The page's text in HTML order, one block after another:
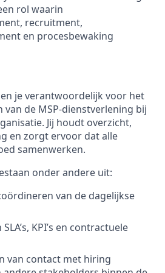
rol waarin
recruitment,
en procesbewaking
je verantwoordelijk voor het
de MSP-dienstverlening bij
Jij houdt overzicht,
en zorgt ervoor dat alle
samenwerken.
onder andere uit:
van de dagelijkse
KPI’s en contractuele
van contact met hiring